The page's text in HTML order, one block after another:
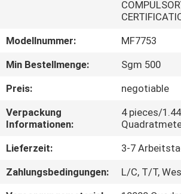
WERKSBESICHTIGUNG
QUALITÄTSKONTROLLE
KONTAKT
UNS
Modellnummer:
MF7753
Min Bestellmenge:
Sgm 500
Preis:
negotiable
Verpackung
Informationen:
4 pieces/1.44
Lieferzeit:
3-7
Zahlungsbedingungen:
L/C, T/T,